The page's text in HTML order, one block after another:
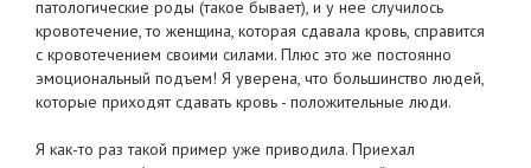
патологические роды (такое бывает), и у нее случилось
кровотечение, то женщина, которая сдавала кровь, справится
с кровотечением своими силами. Плюс это же постоянно
эмоциональный подъем! Я уверена, что большинство людей,
которые приходят сдавать кровь - положительные люди.
Я как-то раз такой пример уже приводила. Приехал